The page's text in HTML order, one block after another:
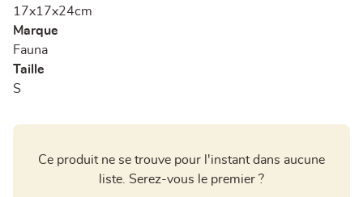
17x17x24cm
Marque
Fauna
Taille
S
Ce produit ne se trouve pour l'instant dans aucune
liste. Serez-vous le premier ?